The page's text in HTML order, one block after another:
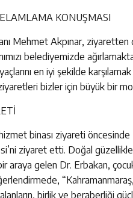
KONUŞMASI
Mehmet Akpınar,
belediyemizde
en iyi şekilde
bizler için büyük bir
binası ziyareti
ziyaret etti. Doğal
araya gelen Dr. Erbakan,
birlik ve beraberliği